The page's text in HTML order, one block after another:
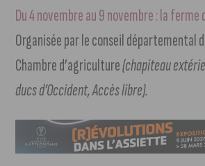
Du 4 novembre au 9 novembre : la ferme
Organisée par le conseil départemental
Chambre d’agriculture(chapiteau
ducs d’Occident, Accès libre).